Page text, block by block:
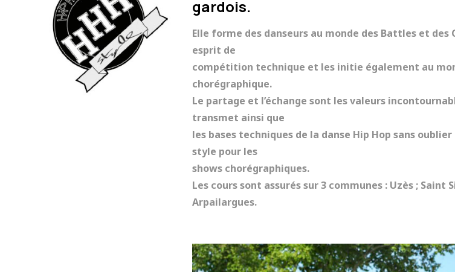
gardois.
Elle forme des danseurs au monde des Battles et des
esprit de
compétition technique et les initie également au
chorégraphique.
Le partage et l’échange sont les valeurs
transmet ainsi que
les bases techniques de la danse Hip Hop sans
style pour les
shows chorégraphiques.
Les cours sont assurés sur 3 communes : Uzès ; Saint
Arpailargues.